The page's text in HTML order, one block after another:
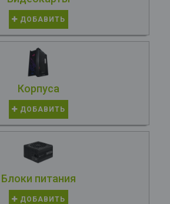
ДОБАВИТЬ
Корпуса
ДОБАВИТЬ
Блоки питания
ДОБАВИТЬ